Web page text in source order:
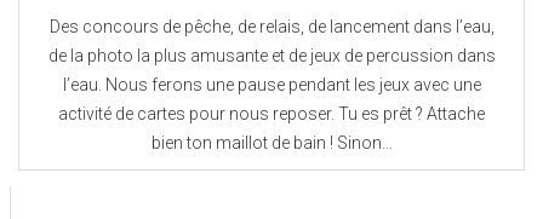
Des concours de pêche, de relais, de lancement dans l’eau,
de la photo la plus amusante et de jeux de percussion dans
l’eau. Nous ferons une pause pendant les jeux avec une
activité de cartes pour nous reposer. Tu es prêt ? Attache
bien ton maillot de bain ! Sinon…